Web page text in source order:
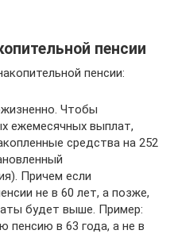
пенсии
пенсии:
Чтобы
ежемесячных выплат,
средства на 252
Причем если
не в 60 лет, а позже,
будет выше. Пример:
пенсию в 63 года, а не в